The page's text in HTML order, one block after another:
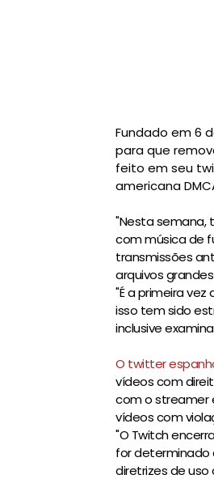
Fundado em 6
para que
feito em seu
americana
"Nesta semana,
com música de
transmissões
arquivos
"É a primeira
isso tem sido
inclusive
O twitter
vídeos com
com o streamer
vídeos com
"O Twitch
for determinado
diretrizes de